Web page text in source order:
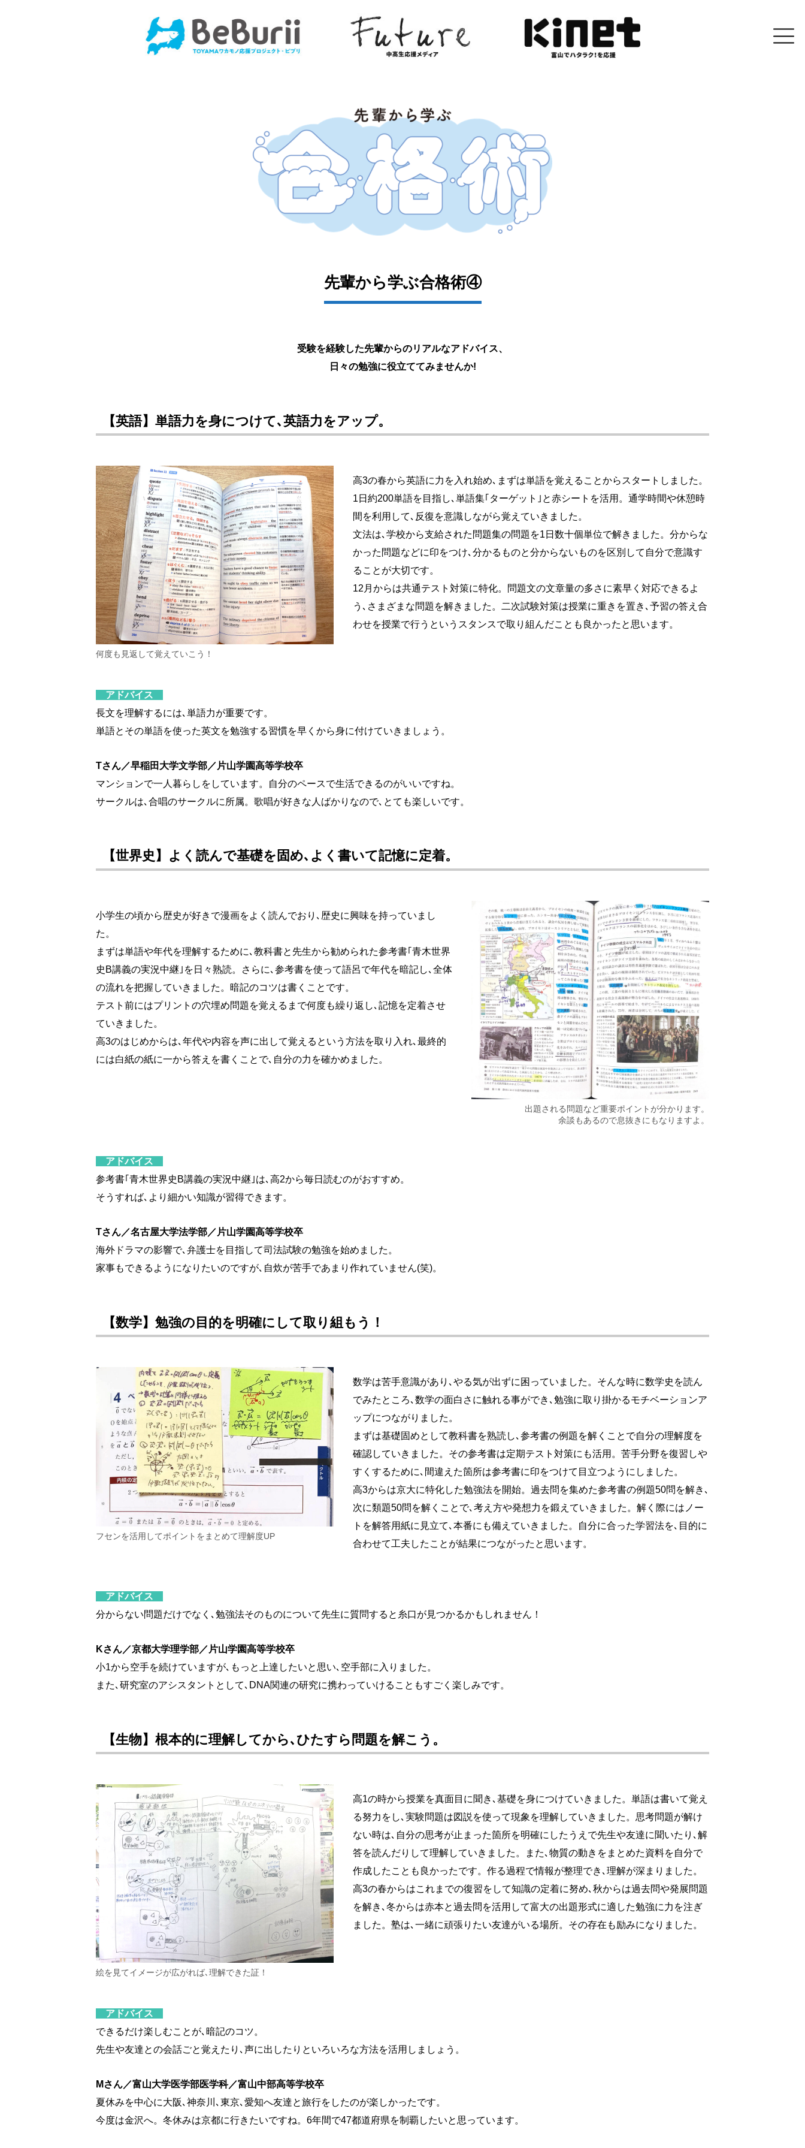
先輩から学ぶ合格術④
受験を経験した先輩からのリアルなアドバイス、
日々の勉強に役立ててみませんか!
【英語】単語力を身につけて､英語力をアップ。
何度も見返して覚えていこう！
高3の春から英語に力を入れ始め､まずは単語を覚えることからスタートしました。
1日約200単語を目指し､単語集｢ターゲット｣と赤シートを活用。通学時間や休憩時
間を利用して､反復を意識しながら覚えていきました。
文法は､学校から支給された問題集の問題を1日数十個単位で解きました。分からな
かった問題などに印をつけ､分かるものと分からないものを区別して自分で意識す
ることが大切です。
12月からは共通テスト対策に特化。問題文の文章量の多さに素早く対応できるよ
う､さまざまな問題を解きました。二次試験対策は授業に重きを置き､予習の答え合
わせを授業で行うというスタンスで取り組んだことも良かったと思います。
アドバイス
長文を理解するには､単語力が重要です。
単語とその単語を使った英文を勉強する習慣を早くから身に付けていきましょう。
Tさん／早稲田大学文学部／片山学園高等学校卒
マンションで一人暮らしをしています。自分のペースで生活できるのがいいですね。
サークルは､合唱のサークルに所属。歌唱が好きな人ばかりなので､とても楽しいです。
【世界史】よく読んで基礎を固め､よく書いて記憶に定着。
出題される問題など重要ポイントが分かります。
余談もあるので息抜きにもなりますよ。
小学生の頃から歴史が好きで漫画をよく読んでおり､歴史に興味を持っていまし
た。
まずは単語や年代を理解するために､教科書と先生から勧められた参考書｢青木世界
史B講義の実況中継｣を日々熟読。さらに､参考書を使って語呂で年代を暗記し､全体
の流れを把握していきました。暗記のコツは書くことです。
テスト前にはプリントの穴埋め問題を覚えるまで何度も繰り返し､記憶を定着させ
ていきました。
高3のはじめからは､年代や内容を声に出して覚えるという方法を取り入れ､最終的
には白紙の紙に一から答えを書くことで､自分の力を確かめました。
アドバイス
参考書｢青木世界史B講義の実況中継｣は､高2から毎日読むのがおすすめ。
そうすれば､より細かい知識が習得できます。
Tさん／名古屋大学法学部／片山学園高等学校卒
海外ドラマの影響で､弁護士を目指して司法試験の勉強を始めました。
家事もできるようになりたいのですが､自炊が苦手であまり作れていません(笑)。
【数学】勉強の目的を明確にして取り組もう！
フセンを活用してポイントをまとめて理解度UP
数学は苦手意識があり､やる気が出ずに困っていました。そんな時に数学史を読ん
でみたところ､数学の面白さに触れる事ができ､勉強に取り掛かるモチベーションア
ップにつながりました。
まずは基礎固めとして教科書を熟読し､参考書の例題を解くことで自分の理解度を
確認していきました。その参考書は定期テスト対策にも活用。苦手分野を復習しや
すくするために､間違えた箇所は参考書に印をつけて目立つようにしました。
高3からは京大に特化した勉強法を開始。過去問を集めた参考書の例題50問を解き､
次に類題50問を解くことで､考え方や発想力を鍛えていきました。解く際にはノー
トを解答用紙に見立て､本番にも備えていきました。自分に合った学習法を､目的に
合わせて工夫したことが結果につながったと思います。
アドバイス
分からない問題だけでなく､勉強法そのものについて先生に質問すると糸口が見つかるかもしれません！
Kさん／京都大学理学部／片山学園高等学校卒
小1から空手を続けていますが､もっと上達したいと思い､空手部に入りました。
また､研究室のアシスタントとして､DNA関連の研究に携わっていけることもすごく楽しみです。
【生物】根本的に理解してから､ひたすら問題を解こう。
絵を見てイメージが広がれば､理解できた証！
高1の時から授業を真面目に聞き､基礎を身につけていきました。単語は書いて覚え
る努力をし､実験問題は図説を使って現象を理解していきました。思考問題が解け
ない時は､自分の思考が止まった箇所を明確にしたうえで先生や友達に聞いたり､解
答を読んだりして理解していきました。また､物質の動きをまとめた資料を自分で
作成したことも良かったです。作る過程で情報が整理でき､理解が深まりました。
高3の春からはこれまでの復習をして知識の定着に努め､秋からは過去問や発展問題
を解き､冬からは赤本と過去問を活用して富大の出題形式に適した勉強に力を注ぎ
ました。塾は､一緒に頑張りたい友達がいる場所。その存在も励みになりました。
アドバイス
できるだけ楽しむことが､暗記のコツ。
先生や友達との会話ごと覚えたり､声に出したりといろいろな方法を活用しましょう。
Mさん／富山大学医学部医学科／富山中部高等学校卒
夏休みを中心に大阪､神奈川､東京､愛知へ友達と旅行をしたのが楽しかったです。
今度は金沢へ。冬休みは京都に行きたいですね。6年間で47都道府県を制覇したいと思っています。